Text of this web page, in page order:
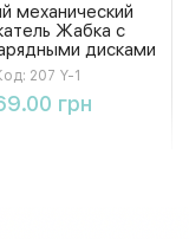
механический
Жабка с
дисками
коробке
207 Y-1
грн
Купить